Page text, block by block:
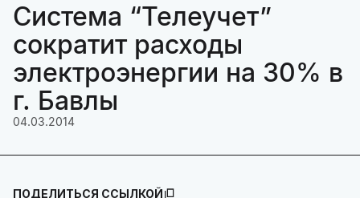
Система “Телеучет”
сократит расходы
электроэнергии на 30% в
г. Бавлы
04.03.2014
ПОДЕЛИТЬСЯ ССЫЛКОЙ